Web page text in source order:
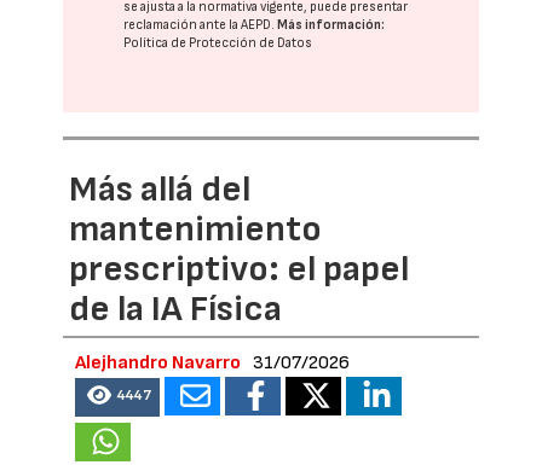
se ajusta a la normativa vigente, puede presentar
reclamación ante laAEPD.Más información:
Política de Protección de Datos
Más allá del
mantenimiento
prescriptivo: el papel
de la IA Física
Alejhandro Navarro 31/07/2026
4447